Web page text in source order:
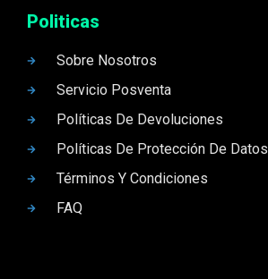
Politicas
Sobre Nosotros
Servicio Posventa
Políticas De Devoluciones
Políticas De Protección De Datos
Términos Y Condiciones
FAQ